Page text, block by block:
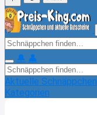
🔔 👤
Aktuelle Schnäppchen
Kategorien